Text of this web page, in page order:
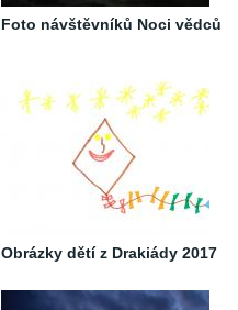
Foto návštěvníků Noci vědců
Obrázky dětí z Drakiády 2017